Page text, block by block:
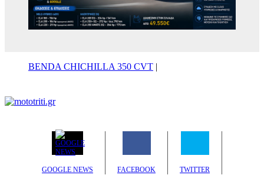
BENDA CHICHILLA 350 CVT |
GOOGLE NEWS FACEBOOK TWITTER